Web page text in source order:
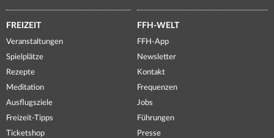
FREIZEIT
Veranstaltungen
Spielplätze
Rezepte
Meditation
Ausflugsziele
Freizeit-Tipps
Ticketshop
FFH-WELT
FFH-App
Newsletter
Kontakt
Frequenzen
Jobs
Führungen
Presse